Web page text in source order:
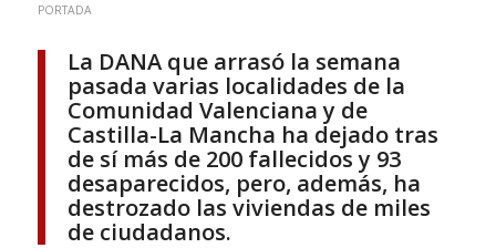
PORTADA
La DANA que arrasó la semana
pasada varias localidades de la
Comunidad Valenciana y de
Castilla-La Mancha ha dejado tras
de sí más de 200 fallecidos y 93
desaparecidos, pero, además, ha
destrozado las viviendas de miles
de ciudadanos.